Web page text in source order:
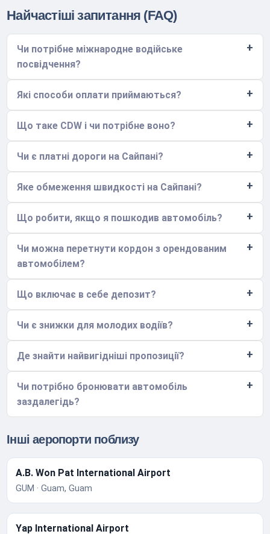
Найчастіші запитання (FAQ)
Чи потрібне міжнародне водійське
посвідчення?
Які способи оплати приймаються?
Що таке CDW і чи потрібне воно?
Чи є платні дороги на Сайпані?
Яке обмеження швидкості на Сайпані?
Що робити, якщо я пошкодив автомобіль?
Чи можна перетнути кордон з орендованим
автомобілем?
Що включає в себе депозит?
Чи є знижки для молодих водіїв?
Де знайти найвигідніші пропозиції?
Чи потрібно бронювати автомобіль
заздалегідь?
Інші аеропорти поблизу
A.B. Won Pat International Airport
GUM · Guam, Guam
Yap International Airport